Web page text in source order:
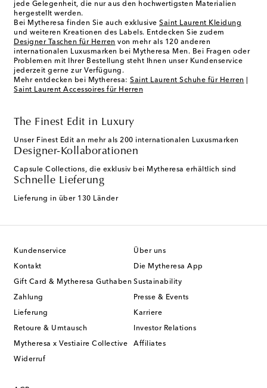
jede Gelegenheit, die nur aus den hochwertigsten Materialien
hergestellt werden.
Bei Mytheresa finden Sie auch exklusive Saint Laurent Kleidung
und weiteren Kreationen des Labels. Entdecken Sie zudem
Designer Taschen für Herren von mehr als 120 anderen
internationalen Luxusmarken bei Mytheresa Men. Bei Fragen oder
Problemen mit Ihrer Bestellung steht Ihnen unser Kundenservice
jederzeit gerne zur Verfügung.
Mehr entdecken bei Mytheresa: Saint Laurent Schuhe für Herren
Saint Laurent Accessoires für Herren
The Finest Edit in Luxury
Unser Finest Edit an mehr als 200 internationalen Luxusmarken
Designer-Kollaborationen
Capsule Collections, die exklusiv bei Mytheresa erhältlich sind
Schnelle Lieferung
Lieferung in über 130 Länder
Kundenservice
Kontakt
Gift Card & Mytheresa Guthaben
Zahlung
Lieferung
Retoure & Umtausch
Mytheresa x Vestiaire Collective
Widerruf
Über uns
Die Mytheresa App
Sustainability
Presse & Events
Karriere
Investor Relations
Affiliates